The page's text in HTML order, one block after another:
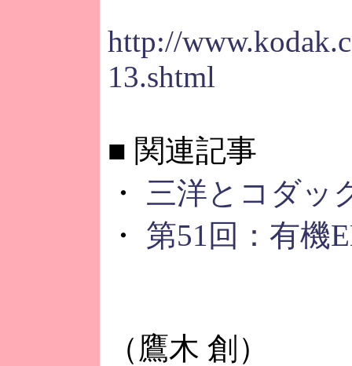
http://
13.shtml
■ 関連記事
・ 三洋とコダッ
・ 第51回：有機
（鷹木 創）